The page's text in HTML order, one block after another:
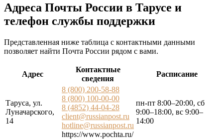
Адреса Почты России в Тарусе и
телефон службы поддержки
Представленная ниже таблица с контактными данными
позволяет найти Почта России рядом с вами.
Адрес
Контактные
сведения
Расписание
Таруса, ул.
Луначарского,
14
8 (800) 200-58-88
8 (800) 100-00-00
8 (4852) 44-04-28
client@russianpost.ru
hotline@russianpost.ru
https://www.pochta.ru/
пн-пт 8:00–20:00, сб
9:00–18:00, вс 9:00–
14:00